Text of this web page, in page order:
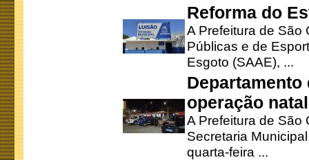
Reforma do
A Prefeitura de São
Públicas e de
Esgoto (SAAE), ...
operação
A Prefeitura de São
Secretaria
quarta-feira ...